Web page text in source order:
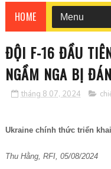
HOME
ĐỘI F-16 ĐẦU
NGẦM NGA BỊ
tháng 8 07, 2024
Ukraine chính thức triển
Thu Hằng, RFI, 05/08/2024